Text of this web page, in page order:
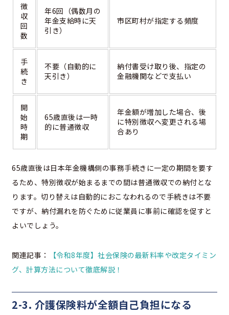
徴
収
回
数
年6回（偶数月の
年金支給時に天
引き）
市区町村が指定する頻度
手
続
き
不要（自動的に
天引き）
納付書受け取り後、指定の
金融機関などで支払い
開
始
時
期
65歳直後は一時
的に普通徴収
年金額が増加した場合、後
に特別徴収へ変更される場
合あり
65歳直後は日本年金機構側の事務手続きに一定の期間を要す
るため、特別徴収が始まるまでの間は普通徴収での納付とな
ります。切り替えは自動的におこなわれるので手続きは不要
ですが、納付漏れを防ぐために従業員に事前に確認を促すと
よいでしょう。
関連記事：
【令和8年度】社会保険の最新料率や改定タイミン
グ、計算方法について徹底解説！
2-3. 介護保険料が全額自己負担になる